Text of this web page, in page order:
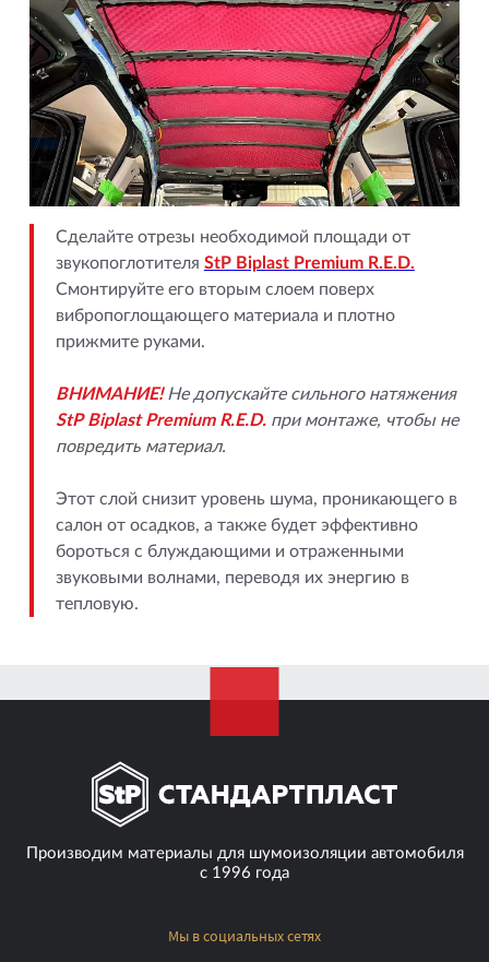
Сделайте отрезы необходимой площади от
звукопоглотителя StP Biplast Premium R.E.D.
Смонтируйте его вторым слоем поверх
вибропоглощающего материала и плотно
прижмите руками.
ВНИМАНИЕ!Не допускайте сильного натяжения
StP Biplast Premium R.E.D.при монтаже, чтобы не
повредить материал.
Этот слой снизит уровень шума, проникающего в
салон от осадков, а также будет эффективно
бороться с блуждающими и отраженными
звуковыми волнами, переводя их энергию в
тепловую.
Производим материалы для шумоизоляции автомобиля
с 1996 года
Мы в социальных сетях